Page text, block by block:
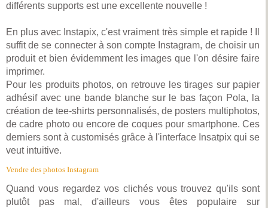
différents supports est une excellente nouvelle !
En plus avec Instapix, c'est vraiment très simple et rapide ! Il
suffit de se connecter à son compte Instagram, de choisir un
produit et bien évidemment les images que l'on désire faire
imprimer.
Pour les produits photos, on retrouve les tirages sur papier
adhésif avec une bande blanche sur le bas façon Pola, la
création de tee-shirts personnalisés, de posters multiphotos,
de cadre photo ou encore de coques pour smartphone. Ces
derniers sont à customisés grâce à l'interface Insatpix qui se
veut intuitive.
Vendre des photos Instagram
Quand vous regardez vos clichés vous trouvez qu'ils sont
plutôt pas mal, d'ailleurs vous êtes populaire sur